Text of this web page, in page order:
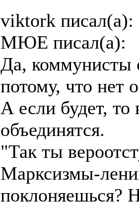
viktork писал(а):
МЮЕ писал(а):
Да, коммунисты
потому, что нет
А если будет,
объединятся.
"Так ты
Марксизмы-
поклоняешься?